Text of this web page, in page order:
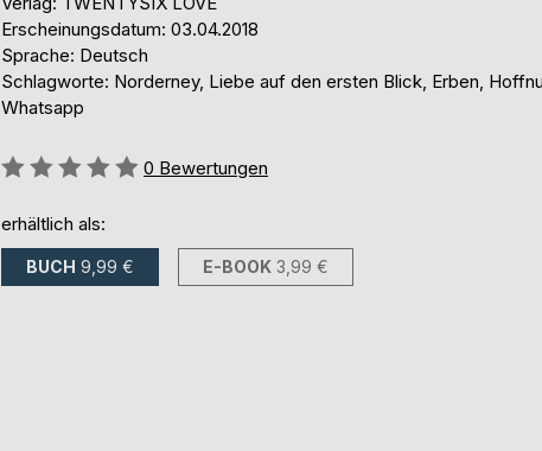
Erscheinungsdatum: 03.04.2018
Sprache: Deutsch
Schlagworte: Norderney, Liebe auf den ersten Blick, Erben,
Whatsapp
Bewertung::
0 Bewertungen
erhältlich als:
BUCH 9,99 € E-BOOK 3,99 €